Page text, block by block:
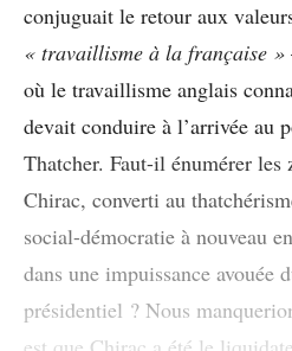
conjuguait le retour aux
« travaillisme à la française »
où le travaillisme anglais
devait conduire à l’arrivée au
Thatcher. Faut-il énumérer les
Chirac, converti au
social-démocratie à nouveau
dans une impuissance avouée
présidentiel ? Nous